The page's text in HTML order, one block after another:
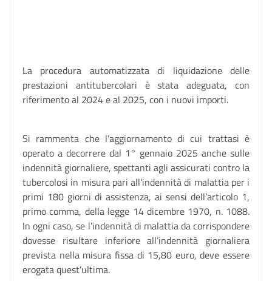
La procedura automatizzata di liquidazione delle
prestazioni antitubercolari è stata adeguata, con
riferimento al 2024 e al 2025, con i nuovi importi.
Si rammenta che l’aggiornamento di cui trattasi è
operato a decorrere dal 1° gennaio 2025 anche sulle
indennità giornaliere, spettanti agli assicurati contro la
tubercolosi in misura pari all’indennità di malattia per i
primi 180 giorni di assistenza, ai sensi dell’articolo 1,
primo comma, della legge 14 dicembre 1970, n. 1088.
In ogni caso, se l’indennità di malattia da corrispondere
dovesse risultare inferiore all’indennità giornaliera
prevista nella misura fissa di 15,80 euro, deve essere
erogata quest’ultima.